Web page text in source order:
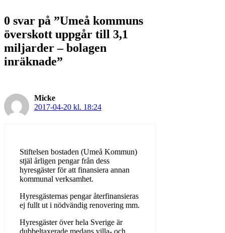
0 svar på ”Umeå kommuns
överskott uppgår till 3,1
miljarder – bolagen
inräknade”
Micke
2017-04-20 kl. 18:24
Stiftelsen bostaden (Umeå Kommun)
stjäl årligen pengar från dess
hyresgäster för att finansiera annan
kommunal verksamhet.
Hyresgästernas pengar återfinansieras
ej fullt ut i nödvändig renovering mm.
Hyresgäster över hela Sverige är
dubbeltaxerade medans villa- och